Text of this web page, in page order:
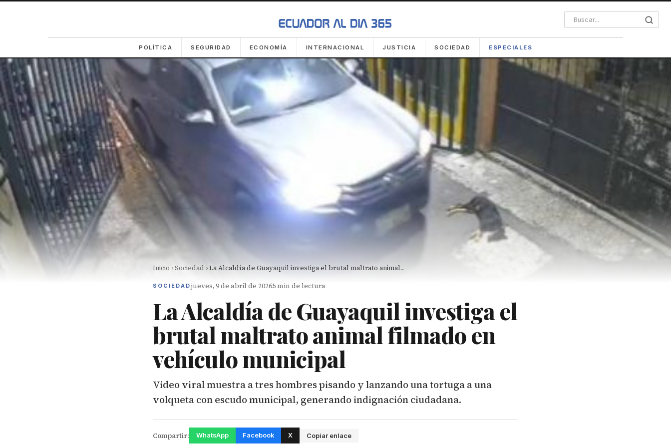
POLÍTICA SEGURIDAD ECONOMÍA INTERNACIONAL JUSTICIA SOCIEDAD ESPECIALES
Inicio ›Sociedad ›La Alcaldía de Guayaquil investiga el brutal maltrato animal...
SOCIEDAD jueves, 9 de abril de 20265 min de lectura
La Alcaldía de Guayaquil investiga el
brutal maltrato animal filmado en
vehículo municipal
Video viral muestra a tres hombres pisando y lanzando una tortuga a una
volqueta con escudo municipal, generando indignación ciudadana.
Compartir: WhatsApp Facebook X Copiar enlace